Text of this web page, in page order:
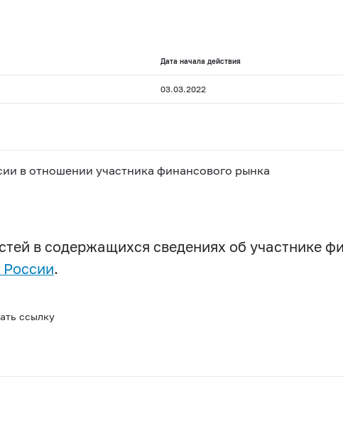
Дата начала действия
03.03.2022
в отношении участника финансового рынка
в содержащихся сведениях об участнике
.
ссылку